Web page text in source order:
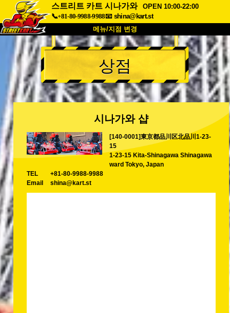
스트리트 카트 시나가와
OPEN 10:00-22:00
📞+81-80-9988-9988📧 shina@kart.st
메뉴/지점 변경
최상단
소개 사양 가격
접근성 고객 리뷰 자주 묻는 질문
회사 정보 예약
지점 변경
도쿄 시나가와 #1 도쿄 아키하바라#1
도쿄 아키하바라#2 도쿄 시부야
도쿄 시부야 애넥스
상점
시나가와 샵
[140-0001]東京都品川区北品川1-23-
15
1-23-15 Kita-Shinagawa Shinagawa
ward Tokyo, Japan
TEL
+81-80-9988-9988
Email
shina@kart.st